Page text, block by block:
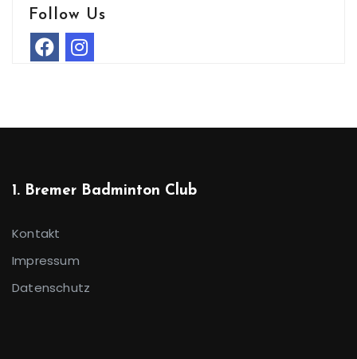
Follow Us
1. Bremer Badminton Club
Kontakt
Impressum
Datenschutz